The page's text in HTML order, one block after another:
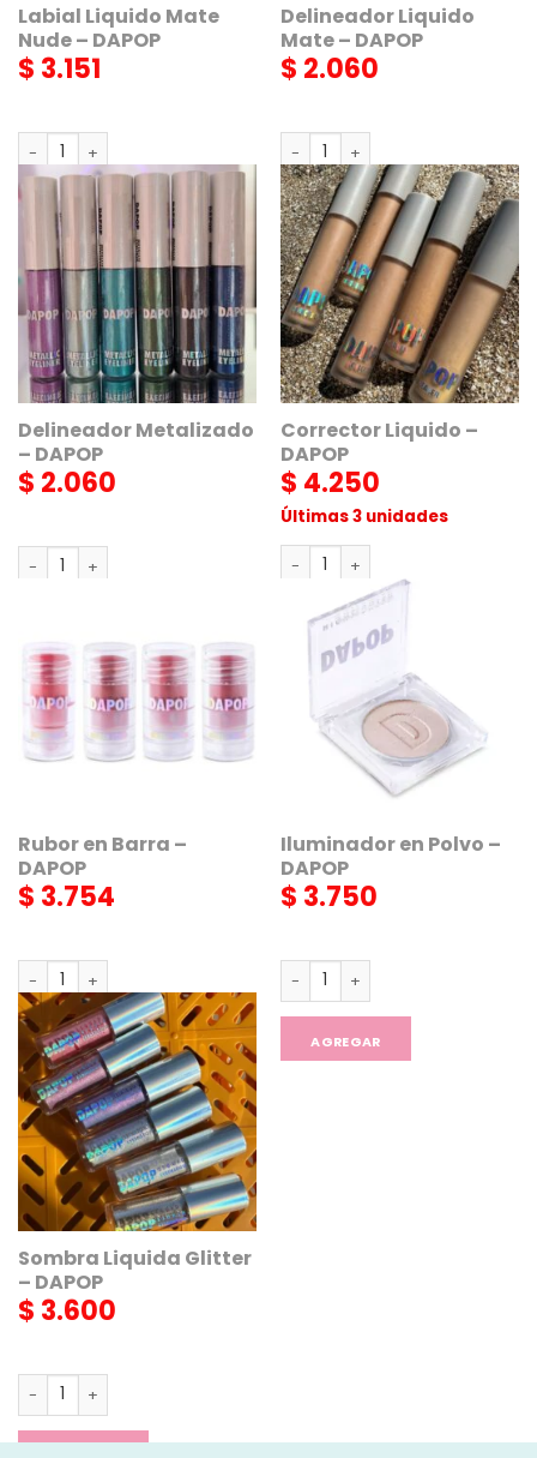
Labial Liquido Mate
Nude – DAPOP
$ 3.151
Labial Liquido Mate Nude - DAPOP cantidad
AGREGAR
Delineador Liquido
Mate – DAPOP
$ 2.060
Delineador Liquido Mate -
AGREGAR
Delineador Metalizado
– DAPOP
$ 2.060
Delineador Metalizado - DAPOP cantidad
Corrector Liquido –
DAPOP
$ 4.250
Últimas 3 unidades
Corrector Liquido - DAPOP
AGREGAR
Rubor en Barra –
DAPOP
$ 3.754
Rubor en Barra - DAPOP cantidad
AGREGAR
Iluminador en Polvo –
DAPOP
$ 3.750
Iluminador en Polvo - DAPOP
AGREGAR
Sombra Liquida Glitter
– DAPOP
$ 3.600
Sombra Liquida Glitter - DAPOP cantidad